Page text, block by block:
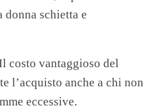
donna schietta e
costo vantaggioso del
l’acquisto anche a chi non
eccessive.